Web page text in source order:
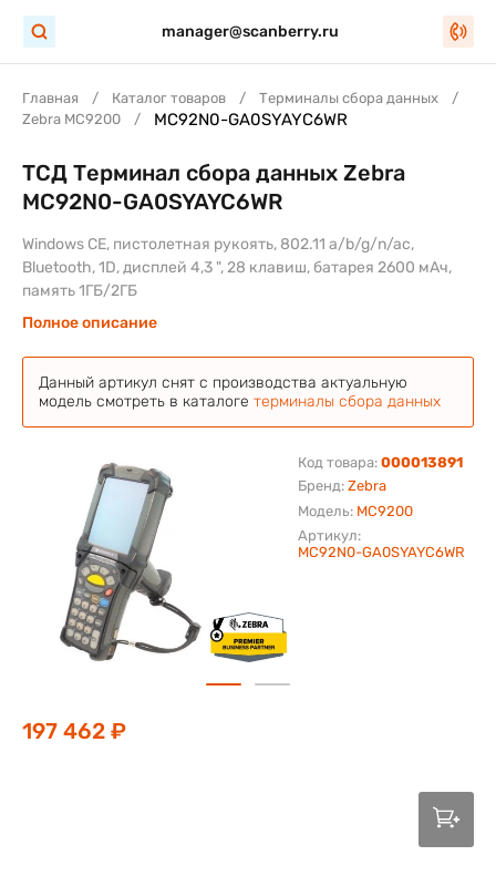
manager@scanberry.ru
Главная Каталог товаров
Терминалы сбора данных
Zebra MC9200
MC92N0-GA0SYAYC6WR
Бренд: Zebra
Модель: MC9200
Код товара: 000013891
Артикул:
MC92N0-GA0SYAYC6WR
ТСД Терминал сбора данных Zebra
MC92N0-GA0SYAYC6WR
Windows CE, пистолетная рукоять, 802.11 a/b/g/n/ac,
Bluetooth, 1D, дисплей 4,3 ", 28 клавиш, батарея 2600 мАч,
память 1ГБ/2ГБ
Полное описание
Данный артикул снят с производства актуальную
модель смотреть в каталоге терминалы сбора данных
197 462 ₽